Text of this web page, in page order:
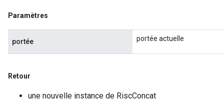
Paramètres
portée portée actuelle
Retour
une nouvelle instance de RiscConcat